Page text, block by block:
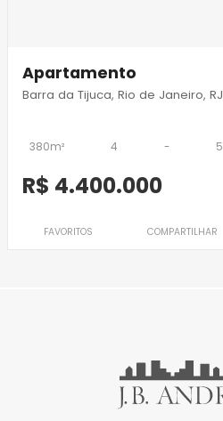
Apartamento
Barra da Tijuca, Rio de Janeiro, RJ
380m² 4 - 5
R$ 4.400.000
FAVORITOS COMPARTILHAR